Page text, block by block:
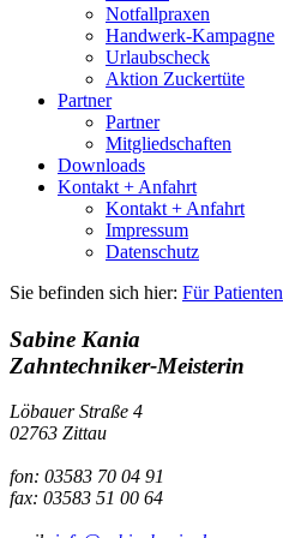
Notfallpraxen
Handwerk-Kampagne
Urlaubscheck
Aktion Zuckertüte
Partner
Partner
Mitgliedschaften
Downloads
Kontakt + Anfahrt
Kontakt + Anfahrt
Impressum
Datenschutz
Sie befinden sich hier: Für Patienten
Sabine Kania
Zahntechniker-Meisterin
Löbauer Straße 4
02763 Zittau
fon: 03583 70 04 91
fax: 03583 51 00 64